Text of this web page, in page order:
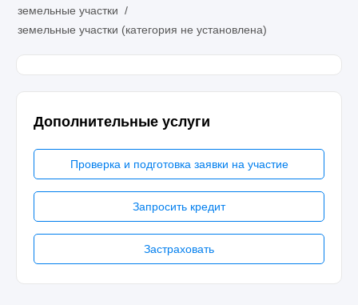
земельные участки /
земельные участки (категория не установлена)
Дополнительные услуги
Проверка и подготовка заявки на участие
Запросить кредит
Застраховать